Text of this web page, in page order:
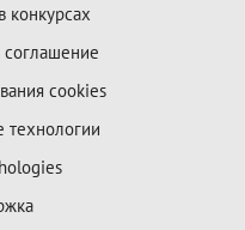
конкурсах
соглашение
cookies
технологии